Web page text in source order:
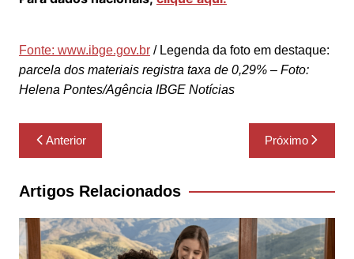
Fonte: www.ibge.gov.br/ Legenda da foto em destaque:
parcela dos materiais registra taxa de 0,29% – Foto:
Helena Pontes/Agência IBGE Notícias
Navegação
de
Post
Anterior Próximo
Artigos Relacionados